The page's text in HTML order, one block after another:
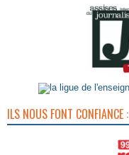
ILS NOUS FONT CONFIANCE :